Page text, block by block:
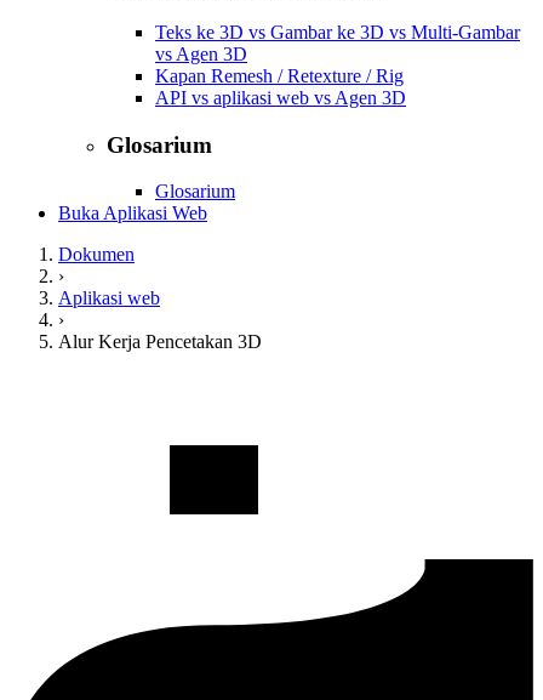
Teks ke 3D vs Gambar ke 3D vs Multi-Gambar
vs Agen 3D
Kapan Remesh / Retexture / Rig
API vs aplikasi web vs Agen 3D
Glosarium
Glosarium
Buka Aplikasi Web
Dokumen
›
Aplikasi web
›
Alur Kerja Pencetakan 3D